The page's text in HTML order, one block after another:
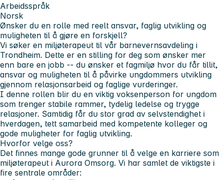
Arbeidsspråk
Norsk
Ønsker du en rolle med reelt ansvar, faglig utvikling og
muligheten til å gjøre en forskjell?
Vi søker en miljøterapeut til vår barnevernsavdeling i
Trondheim. Dette er en stilling for deg som ønsker mer
enn bare en jobb -- du ønsker et fagmiljø hvor du får tillit,
ansvar og muligheten til å påvirke ungdommers utvikling
gjennom relasjonsarbeid og faglige vurderinger.
I denne rollen blir du en viktig voksenperson for ungdom
som trenger stabile rammer, tydelig ledelse og trygge
relasjoner. Samtidig får du stor grad av selvstendighet i
hverdagen, tett samarbeid med kompetente kolleger og
gode muligheter for faglig utvikling.
Hvorfor velge oss?
Det finnes mange gode grunner til å velge en karriere som
miljøterapeut i Aurora Omsorg. Vi har samlet de viktigste i
fire sentrale områder: